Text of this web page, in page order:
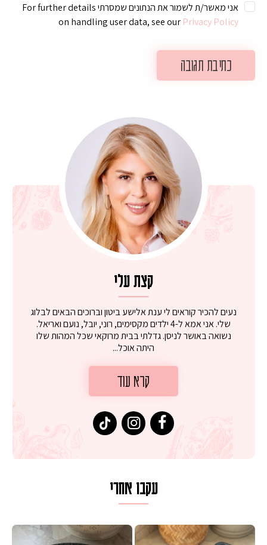
אני מאשר/ת לשמור את הנתונים שמסרתי For further details
on handling user data, see our Privacy Policy
קצת עלי
נעים להכיר קוראים לי ענת אלישע ביטון וברוכים הבאים לבלוג
שלי. אני אמא ל-4 ילדים מקסימים, רוני, יובל, נועם ואריאל.
נשואה באושר לניסן. גדלתי בבית מרוקאי שכל המהות שלו
היתה אוכל...
קרא עוד
עקבו אחרי
על מחבת עם גבינה בולגרית מעודנת מ